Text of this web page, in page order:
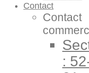
Contact
Contact
: